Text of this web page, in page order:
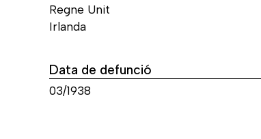
Regne Unit
Irlanda
Data de defunció
03/1938